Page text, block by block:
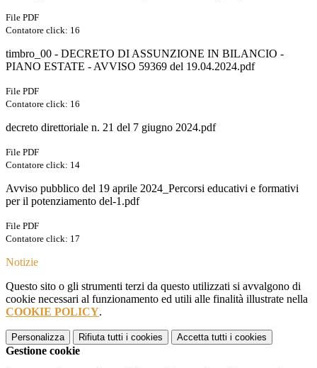
File PDF
Contatore click: 16
timbro_00 - DECRETO DI ASSUNZIONE IN BILANCIO -
PIANO ESTATE - AVVISO 59369 del 19.04.2024.pdf
File PDF
Contatore click: 16
decreto direttoriale n. 21 del 7 giugno 2024.pdf
File PDF
Contatore click: 14
Avviso pubblico del 19 aprile 2024_Percorsi educativi e formativi
per il potenziamento del-1.pdf
File PDF
Contatore click: 17
Notizie
Questo sito o gli strumenti terzi da questo utilizzati si avvalgono di
cookie necessari al funzionamento ed utili alle finalità illustrate nella
COOKIE POLICY.
Personalizza Rifiuta tutti i cookies Accetta tutti i cookies
Gestione cookie